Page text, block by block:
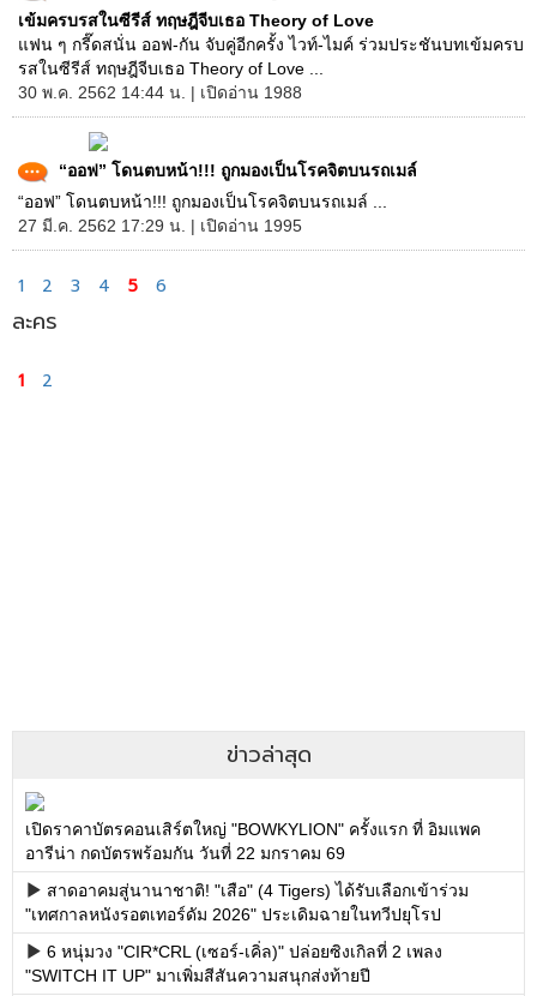
เข้มครบรสในซีรีส์ ทฤษฎีจีบเธอ Theory of Love
แฟน ๆ กรี๊ดสนั่น ออฟ-กัน จับคู่อีกครั้ง ไวท์-ไมค์ ร่วมประชันบทเข้มครบ
รสในซีรีส์ ทฤษฎีจีบเธอ Theory of Love ...
30 พ.ค. 2562 14:44 น. | เปิดอ่าน 1988
“ออฟ” โดนตบหน้า!!! ถูกมองเป็นโรคจิตบนรถเมล์
“ออฟ” โดนตบหน้า!!! ถูกมองเป็นโรคจิตบนรถเมล์ ...
27 มี.ค. 2562 17:29 น. | เปิดอ่าน 1995
1 2 3 4 5 6
ละคร
1 2
ข่าวล่าสุด
เปิดราคาบัตรคอนเสิร์ตใหญ่ "BOWKYLION" ครั้งแรก ที่ อิมแพค
อารีน่า กดบัตรพร้อมกัน วันที่ 22 มกราคม 69
สาดอาคมสู่นานาชาติ! "เสือ" (4 Tigers) ได้รับเลือกเข้าร่วม
"เทศกาลหนังรอตเทอร์ดัม 2026" ประเดิมฉายในทวีปยุโรป
6 หนุ่มวง "CIR*CRL (เซอร์-เคิ่ล)" ปล่อยซิงเกิลที่ 2 เพลง
"SWITCH IT UP" มาเพิ่มสีสันความสนุกส่งท้ายปี